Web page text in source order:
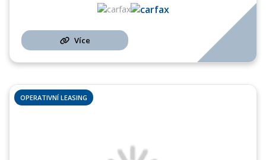
Více
OPERATIVNÍ LEASING